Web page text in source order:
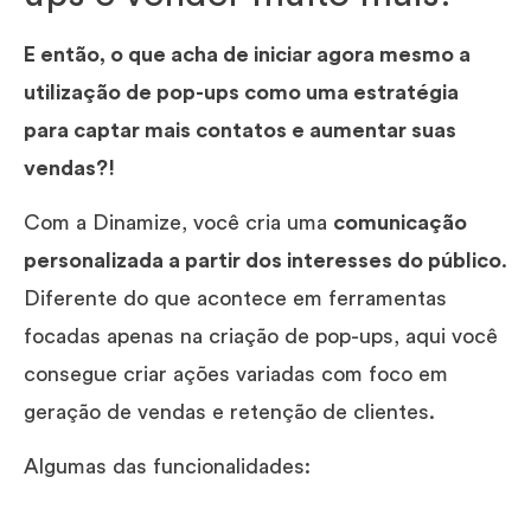
E então, o que acha de iniciar agora mesmo a
utilização de pop-ups como uma estratégia
para captar mais contatos e aumentar suas
vendas?!
Com a Dinamize, você cria uma comunicação
personalizada a partir dos interesses do público.
Diferente do que acontece em ferramentas
focadas apenas na criação de pop-ups, aqui você
consegue criar ações variadas com foco em
geração de vendas e retenção de clientes.
Algumas das funcionalidades: